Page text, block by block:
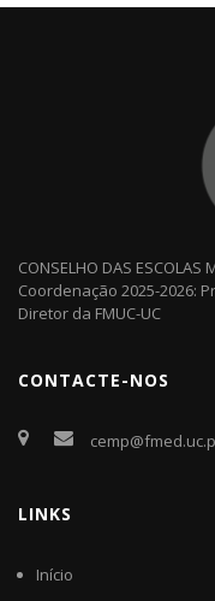
CONSELHO DAS ESCOLAS
Coordenação 2025-2026:
Diretor da FMUC-UC
CONTACTE-NOS
LINKS
Início